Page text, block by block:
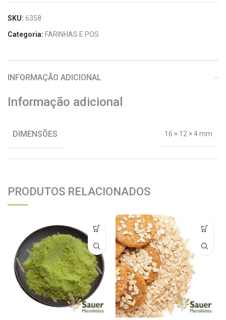
SKU: 6358
Categoria: FARINHAS E POS
INFORMAÇÃO ADICIONAL
Informação adicional
DIMENSÕES 16 × 12 × 4 mm
PRODUTOS RELACIONADOS